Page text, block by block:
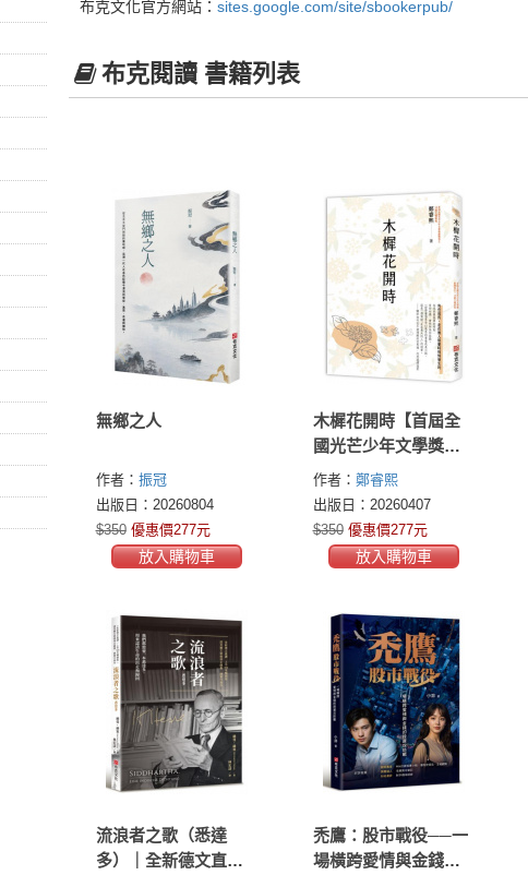
布克文化官方網站： sites.google.com/site/sbookerpub/
布克閱讀 書籍列表
無鄉之人
作者： 振冠
出版日：20260804
$350 優惠價277元
放入購物車
木樨花開時【首屆全
國光芒少年文學獎銀
獎主、16歲文壇新秀
奇幻青春成長小說】
作者： 鄭睿熙
出版日：20260407
$350 優惠價277元
放入購物車
流浪者之歌（悉達
多）｜全新德文直譯
禿鷹：股市戰役──一
場橫跨愛情與金錢的